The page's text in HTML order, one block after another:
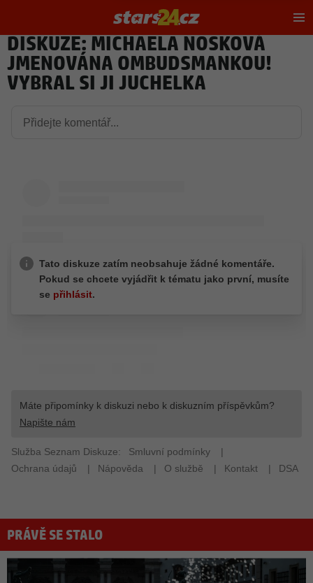
DISKUZE: MICHAELA NOSKOVÁ
JMENOVÁNA OMBUDSMANKOU!
VYBRAL SI JI JUCHELKA
PRÁVĚ SE STALO